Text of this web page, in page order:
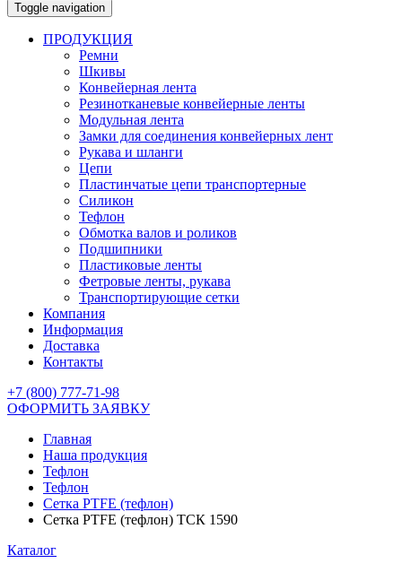
Toggle navigation
ПРОДУКЦИЯ
Ремни
Шкивы
Конвейерная лента
Резинотканевые конвейерные ленты
Модульная лента
Замки для соединения конвейерных лент
Рукава и шланги
Цепи
Пластинчатые цепи транспортерные
Силикон
Тефлон
Обмотка валов и роликов
Подшипники
Пластиковые ленты
Фетровые ленты, рукава
Транспортирующие сетки
Компания
Информация
Доставка
Контакты
+7 (800) 777-71-98
ОФОРМИТЬ ЗАЯВКУ
Главная
Наша продукция
Тефлон
Тефлон
Сетка PTFE (тефлон)
Сетка PTFE (тефлон) ТСК 1590
Каталог